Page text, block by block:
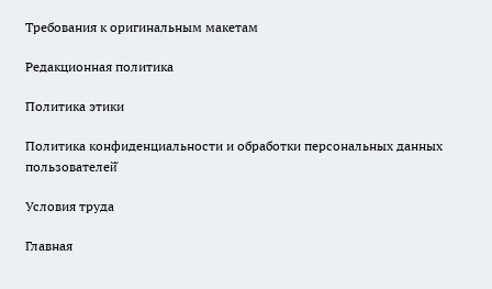
Требования к оригинальным макетам
Редакционная политика
Политика этики
Политика конфиденциальности и обработки персональных данных
пользователей̆
Условия труда
Главная